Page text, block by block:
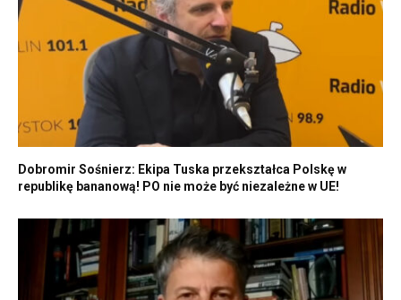
Dobromir Sośnierz: Ekipa Tuska przekształca Polskę w
republikę bananową! PO nie może być niezależne w UE!